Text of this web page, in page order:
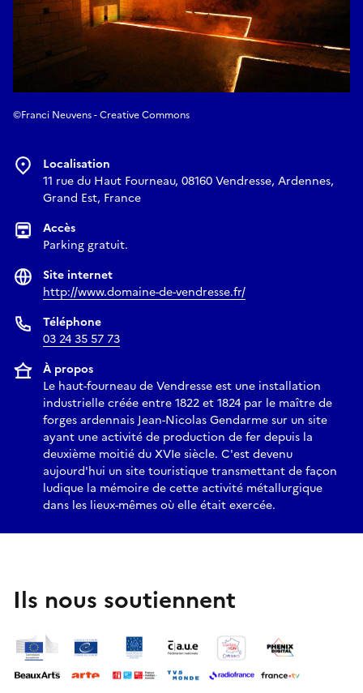
©Franci Neuvens - Creative Commons
Localisation
11 rue du Haut Fourneau, 08160 Vendresse, Ardennes,
Grand Est, France
Accès
Parking gratuit.
Site internet
http://www.domaine-de-vendresse.fr/
Téléphone
03 24 35 57 73
À propos
Le haut-fourneau de Vendresse est une installation
industrielle créée entre 1822 et 1824 par le maître de
forges ardennais Jean-Nicolas Gendarme sur un site
ayant une activité de production de fer depuis la
deuxième moitié du XVIe siècle. C'est devenu
aujourd'hui un site touristique transmettant de façon
ludique la mémoire de cette activité métallurgique
dans les lieux-mêmes où elle était exercée.
Ils nous soutiennent